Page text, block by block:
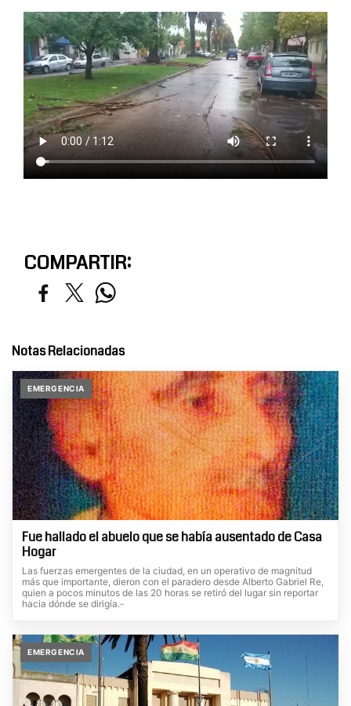
COMPARTIR:
Notas Relacionadas
EMERGENCIA
Fue hallado el abuelo que se había ausentado de Casa
Hogar
Las fuerzas emergentes de la ciudad, en un operativo de magnitud
más que importante, dieron con el paradero desde Alberto Gabriel Re,
quien a pocos minutos de las 20 horas se retiró del lugar sin reportar
hacia dónde se dirigía.-
EMERGENCIA